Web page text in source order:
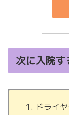
次に入院
ドライ